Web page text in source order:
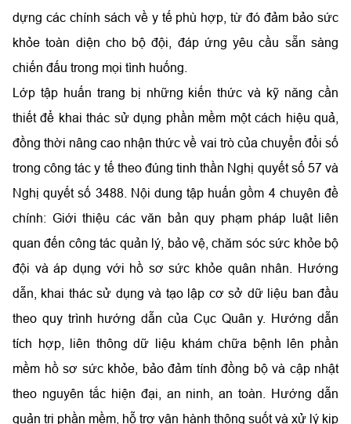
dựng các chính sách về y tế phù hợp, từ đó đảm bảo sức
khỏe toàn diện cho bộ đội, đáp ứng yêu cầu sẵn sàng
chiến đấu trong mọi tình huống.
Lớp tập huấn trang bị những kiến thức và kỹ năng cần
thiết để khai thác sử dụng phần mềm một cách hiệu quả,
đồng thời nâng cao nhận thức về vai trò của chuyển đổi số
trong công tác y tế theo đúng tinh thần Nghị quyết số 57 và
Nghị quyết số 3488. Nội dung tập huấn gồm 4 chuyên đề
chính: Giới thiệu các văn bản quy phạm pháp luật liên
quan đến công tác quản lý, bảo vệ, chăm sóc sức khỏe bộ
đội và áp dụng với hồ sơ sức khỏe quân nhân. Hướng
dẫn, khai thác sử dụng và tạo lập cơ sở dữ liệu ban đầu
theo quy trình hướng dẫn của Cục Quân y. Hướng dẫn
tích hợp, liên thông dữ liệu khám chữa bệnh lên phần
mềm hồ sơ sức khỏe, bảo đảm tính đồng bộ và cập nhật
theo nguyên tắc hiện đại, an ninh, an toàn. Hướng dẫn
quản trị phần mềm, hỗ trợ vận hành thông suốt và xử lý kịp